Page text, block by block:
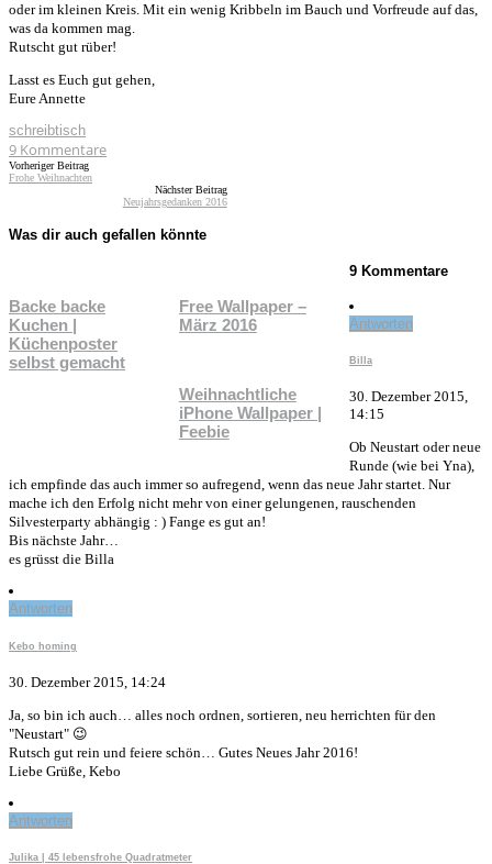
oder im kleinen Kreis. Mit ein wenig Kribbeln im Bauch und Vorfreude auf das,
was da kommen mag.
Rutscht gut rüber!
Lasst es Euch gut gehen,
Eure Annette
schreibtisch
9 Kommentare
Vorheriger Beitrag
Frohe Weihnachten
Nächster Beitrag
Neujahrsgedanken 2016
Was dir auch gefallen könnte
Backe backe
Kuchen |
Küchenposter
selbst gemacht
Free Wallpaper –
März 2016
Weihnachtliche
iPhone Wallpaper |
Feebie
9 Kommentare
Antworten
Billa
30. Dezember 2015,
14:15
Ob Neustart oder neue
Runde (wie bei Yna),
ich empfinde das auch immer so aufregend, wenn das neue Jahr startet. Nur
mache ich den Erfolg nicht mehr von einer gelungenen, rauschenden
Silvesterparty abhängig : ) Fange es gut an!
Bis nächste Jahr…
es grüsst die Billa
Antworten
Kebo homing
30. Dezember 2015, 14:24
Ja, so bin ich auch… alles noch ordnen, sortieren, neu herrichten für den
"Neustart" 😉
Rutsch gut rein und feiere schön… Gutes Neues Jahr 2016!
Liebe Grüße, Kebo
Antworten
Julika | 45 lebensfrohe Quadratmeter